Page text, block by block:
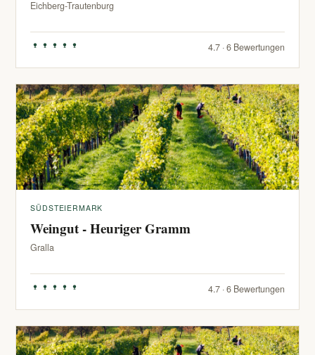
Eichberg-Trautenburg
4.7 · 6 Bewertungen
SÜDSTEIERMARK
Weingut - Heuriger Gramm
Gralla
4.7 · 6 Bewertungen